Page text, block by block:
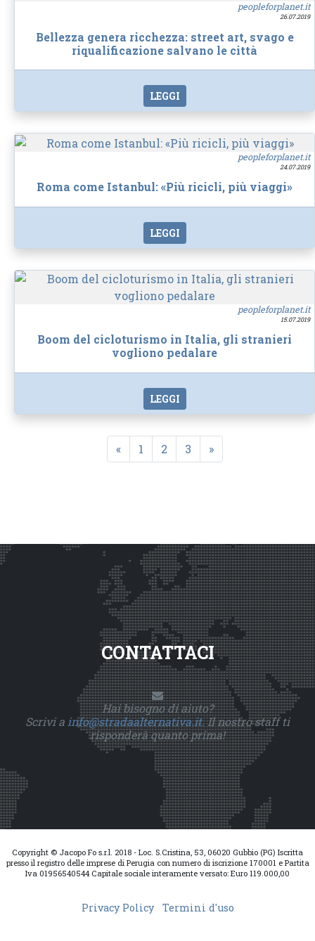
peopleforplanet.it
26.07.2019
Bellezza genera ricchezza: street art, svago e
riqualificazione salvano le città
LEGGI
peopleforplanet.it
24.07.2019
Roma come Istanbul: «Più ricicli, più viaggi»
LEGGI
peopleforplanet.it
15.07.2019
Boom del cicloturismo in Italia, gli stranieri
vogliono pedalare
LEGGI
« 1 2 3 »
CONTATTACI
Hai bisogno di aiuto?
Scrivi a info@stradaalternativa.it. Il nostro staff ti
risponderà quanto prima!
Copyright © Jacopo Fo s.r.l. 2018 - Loc. S.Cristina, 53, 06020 Gubbio (PG) Iscritta
presso il registro delle imprese di Perugia con numero di iscrizione 170001 e Partita
Iva 01956540544 Capitale sociale interamente versato: Euro 119.000,00
Privacy Policy Termini d'uso